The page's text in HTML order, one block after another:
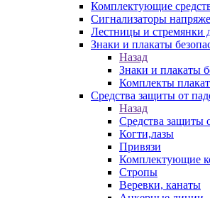
Комплектующие
Сигнализаторы
Лестницы и стремянки
Знаки и плакаты
Назад
Знаки и плакаты
Комплекты
Средства защиты от
Назад
Средства защиты
Когти,лазы
Привязи
Комплектующие
Стропы
Веревки, канаты